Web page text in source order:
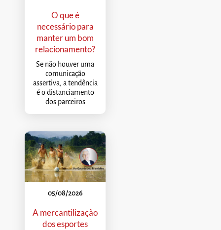
O que é
necessário para
manter um bom
relacionamento?
Se não houver uma
comunicação
assertiva, a tendência
é o distanciamento
dos parceiros
05/08/2026
A mercantilização
dos esportes